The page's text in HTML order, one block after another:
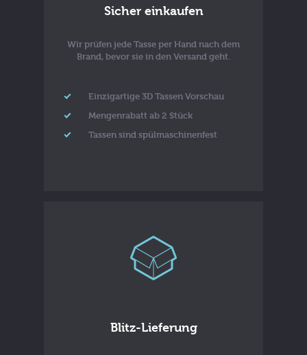
Sicher einkaufen
Wir prüfen jede Tasse per Hand nach dem
Brand, bevor sie in den Versand geht.
Einzigartige 3D Tassen Vorschau
Mengenrabatt ab 2 Stück
Tassen sind spülmaschinenfest
Blitz-Lieferung